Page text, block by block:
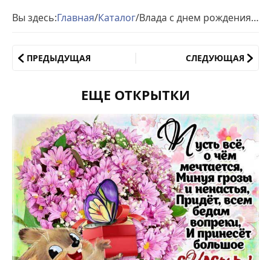
Вы здесь:Главная/Каталог/ Влада с днем рождения гиф обои
ПРЕДЫДУЩАЯ СЛЕДУЮЩАЯ
ЕЩЕ ОТКРЫТКИ